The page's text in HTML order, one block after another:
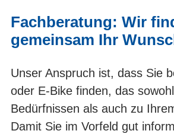
Fachberatung: Wir
gemeinsam Ihr
Unser Anspruch ist, dass Sie
oder E-Bike finden, das
Bedürfnissen als auch zu
Damit Sie im Vorfeld gut